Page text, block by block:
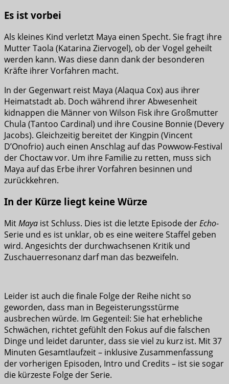
Es ist vorbei
Als kleines Kind verletzt Maya einen Specht. Sie fragt ihre
Mutter Taola (Katarina Ziervogel), ob der Vogel geheilt
werden kann. Was diese dann dank der besonderen
Kräfte ihrer Vorfahren macht.
In der Gegenwart reist Maya (Alaqua Cox) aus ihrer
Heimatstadt ab. Doch während ihrer Abwesenheit
kidnappen die Männer von Wilson Fisk ihre Großmutter
Chula (Tantoo Cardinal) und ihre Cousine Bonnie (Devery
Jacobs). Gleichzeitig bereitet der Kingpin (Vincent
D’Onofrio) auch einen Anschlag auf das Powwow-Festival
der Choctaw vor. Um ihre Familie zu retten, muss sich
Maya auf das Erbe ihrer Vorfahren besinnen und
zurückkehren.
In der Kürze liegt keine Würze
MitMaya ist Schluss. Dies ist die letzte Episode derEcho-
Serie und es ist unklar, ob es eine weitere Staffel geben
wird. Angesichts der durchwachsenen Kritik und
Zuschauerresonanz darf man das bezweifeln.
Leider ist auch die finale Folge der Reihe nicht so
geworden, dass man in Begeisterungsstürme
ausbrechen würde. Im Gegenteil: Sie hat erhebliche
Schwächen, richtet gefühlt den Fokus auf die falschen
Dinge und leidet darunter, dass sie viel zu kurz ist. Mit 37
Minuten Gesamtlaufzeit – inklusive Zusammenfassung
der vorherigen Episoden, Intro und Credits – ist sie sogar
die kürzeste Folge der Serie.